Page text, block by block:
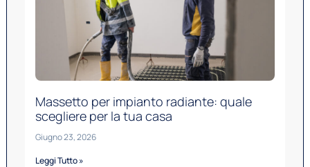
Massetto per impianto radiante: quale
scegliere per la tua casa
Giugno 23, 2026
Leggi Tutto »